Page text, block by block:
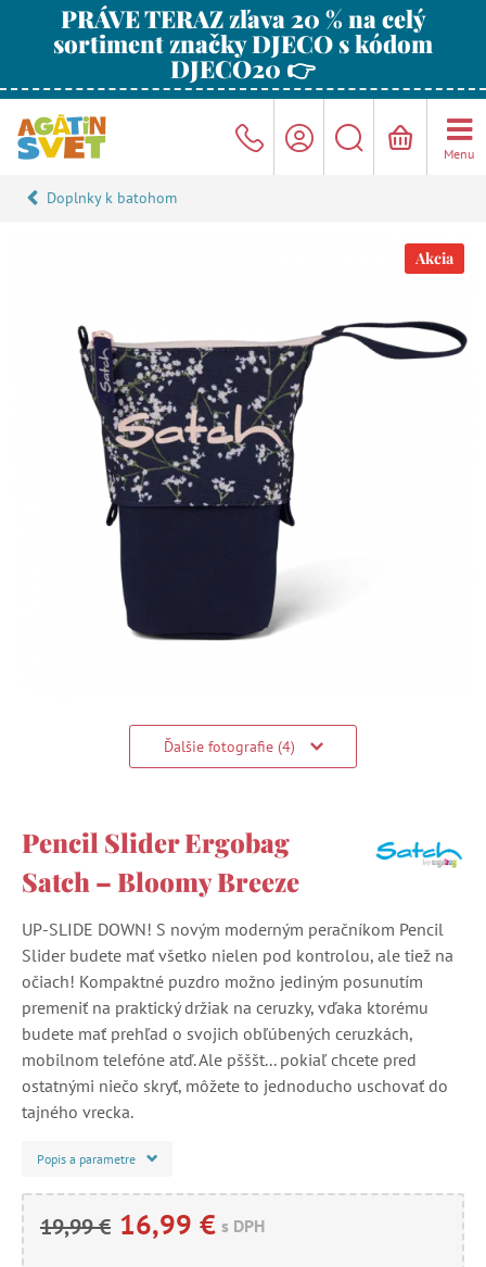
PRÁVE TERAZ zľava 20 % na celý
sortiment značky DJECO s kódom
DJECO20 👉
Menu
Doplnky k batohom
Akcia
Ďalšie fotografie (4)
Pencil Slider Ergobag
Satch – Bloomy Breeze
UP-SLIDE DOWN! S novým moderným peračníkom Pencil
Slider budete mať všetko nielen pod kontrolou, ale tiež na
očiach! Kompaktné puzdro možno jediným posunutím
premeniť na praktický držiak na ceruzky, vďaka ktorému
budete mať prehľad o svojich obľúbených ceruzkách,
mobilnom telefóne atď. Ale pšššt... pokiaľ chcete pred
ostatnými niečo skryť, môžete to jednoducho uschovať do
tajného vrecka.
Popis a parametre
19,99 € 16,99 € s DPH